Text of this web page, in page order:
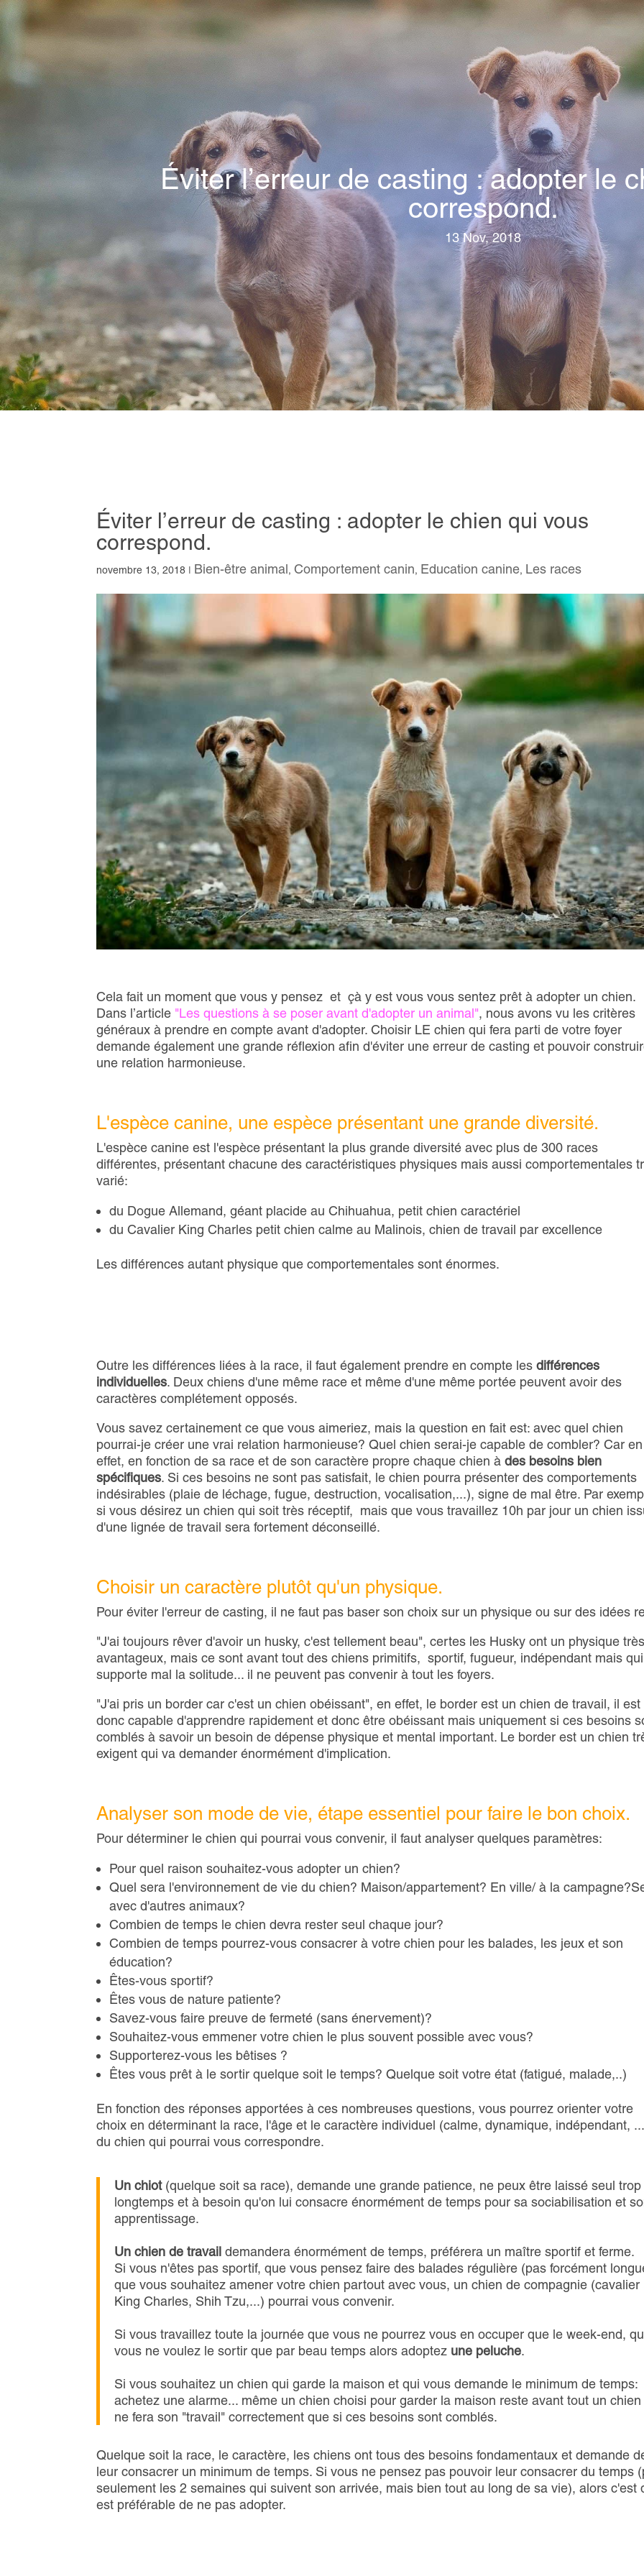
Éviter l’erreur de casting : adopter le
correspond.
13 Nov, 2018
Éviter l’erreur de casting : adopter le chien qui vous
correspond.
novembre 13, 2018 | Bien-être animal,Comportement canin, Education canine, Les races
Cela fait un moment que vous y pensez et çà y est vous vous sentez prêt à adopter un chien.
Dans l’article "Les questions à se poser avant d'adopter un animal", nous avons vu les critères
généraux à prendre en compte avant d'adopter. Choisir LE chien qui fera parti de votre foyer
demande également une grande réflexion afin d'éviter une erreur de casting et pouvoir
une relation harmonieuse.
L'espèce canine, une espèce présentant une grande diversité.
L'espèce canine est l'espèce présentant la plus grande diversité avec plus de 300 races
différentes, présentant chacune des caractéristiques physiques mais aussi comportementales
varié:
du Dogue Allemand, géant placide au Chihuahua, petit chien caractériel
du Cavalier King Charles petit chien calme au Malinois, chien de travail par excellence
Les différences autant physique que comportementales sont énormes.
Outre les différences liées à la race, il faut également prendre en compte lesdifférences
individuelles. Deux chiens d'une même race et même d'une même portée peuvent avoir des
caractères complétement opposés.
Vous savez certainement ce que vous aimeriez, mais la question en fait est: avec quel chien
pourrai-je créer une vrai relation harmonieuse? Quel chien serai-je capable de combler? Car en
effet, en fonction de sa race et de son caractère propre chaque chien àdes besoins bien
spécifiques. Si ces besoins ne sont pas satisfait, le chien pourra présenter des comportements
indésirables (plaie de léchage, fugue, destruction, vocalisation,...), signe de mal être. Par
si vous désirez un chien qui soit très réceptif, mais que vous travaillez 10h par jour un chien
d'une lignée de travail sera fortement déconseillé.
Choisir un caractère plutôt qu'un physique.
Pour éviter l'erreur de casting, il ne faut pas baser son choix sur un physique ou sur des idées
"J'ai toujours rêver d'avoir un husky, c'est tellement beau", certes les Husky ont un physique très
avantageux, mais ce sont avant tout des chiens primitifs, sportif, fugueur, indépendant mais qui
supporte mal la solitude... il ne peuvent pas convenir à tout les foyers.
"J'ai pris un border car c'est un chien obéissant", en effet, le border est un chien de travail, il est
donc capable d'apprendre rapidement et donc être obéissant mais uniquement si ces besoins
comblés à savoir un besoin de dépense physique et mental important. Le border est un chien
exigent qui va demander énormément d'implication.
Analyser son mode de vie, étape essentiel pour faire le bon choix.
Pour déterminer le chien qui pourrai vous convenir, il faut analyser quelques paramètres:
Pour quel raison souhaitez-vous adopter un chien?
Quel sera l'environnement de vie du chien? Maison/appartement? En ville/ à la
avec d'autres animaux?
Combien de temps le chien devra rester seul chaque jour?
Combien de temps pourrez-vous consacrer à votre chien pour les balades, les jeux et son
éducation?
Êtes-vous sportif?
Êtes vous de nature patiente?
Savez-vous faire preuve de fermeté (sans énervement)?
Souhaitez-vous emmener votre chien le plus souvent possible avec vous?
Supporterez-vous les bêtises ?
Êtes vous prêt à le sortir quelque soit le temps? Quelque soit votre état (fatigué, malade,..)
En fonction des réponses apportées à ces nombreuses questions, vous pourrez orienter votre
choix en déterminant la race, l'âge et le caractère individuel (calme, dynamique, indépendant,
du chien qui pourrai vous correspondre.
Un chiot (quelque soit sa race), demande une grande patience, ne peux être laissé seul trop
longtemps et à besoin qu'on lui consacre énormément de temps pour sa sociabilisation et
apprentissage.
Un chien de travail demandera énormément de temps, préférera un maître sportif et ferme.
Si vous n'êtes pas sportif, que vous pensez faire des balades régulière (pas forcément
que vous souhaitez amener votre chien partout avec vous, un chien de compagnie (cavalier
King Charles, Shih Tzu,...) pourrai vous convenir.
Si vous travaillez toute la journée que vous ne pourrez vous en occuper que le week-end,
vous ne voulez le sortir que par beau temps alors adoptez une peluche.
Si vous souhaitez un chien qui garde la maison et qui vous demande le minimum de temps:
achetez une alarme... même un chien choisi pour garder la maison reste avant tout un chien
ne fera son "travail" correctement que si ces besoins sont comblés.
Quelque soit la race, le caractère, les chiens ont tous des besoins fondamentaux et demande
leur consacrer un minimum de temps. Si vous ne pensez pas pouvoir leur consacrer du temps
seulement les 2 semaines qui suivent son arrivée, mais bien tout au long de sa vie), alors c'est
est préférable de ne pas adopter.